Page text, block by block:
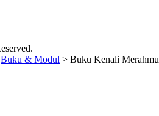
Buku & Modul > Buku Kenali Merahmu